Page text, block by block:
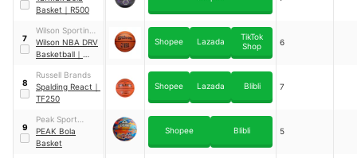
Basket ｜ R500
7
Wilson Sporting
Goods
Wilson NBA DRV
Basketball ｜
Shopee Lazada
TikTok
Shop
6
8
Russell Brands
Spalding React ｜
TF250
Shopee Lazada Blibli 7
9
Peak Sport
Products
PEAK Bola
Basket
Shopee Blibli 5